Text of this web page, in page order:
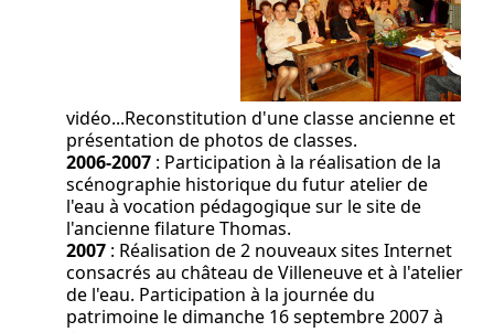
vidéo...Reconstitution d'une classe ancienne et
présentation de photos de classes.
2006-2007 : Participation à la réalisation de la
scénographie historique du futur atelier de
l'eau à vocation pédagogique sur le site de
l'ancienne filature Thomas.
2007 : Réalisation de 2 nouveaux sites Internet
consacrés au château de Villeneuve et à l'atelier
de l'eau. Participation à la journée du
patrimoine le dimanche 16 septembre 2007 à